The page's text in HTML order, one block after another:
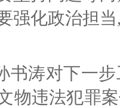
强化政治担
涛对下一步
物违法犯罪